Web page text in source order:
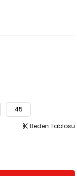
45
Beden Tablosu